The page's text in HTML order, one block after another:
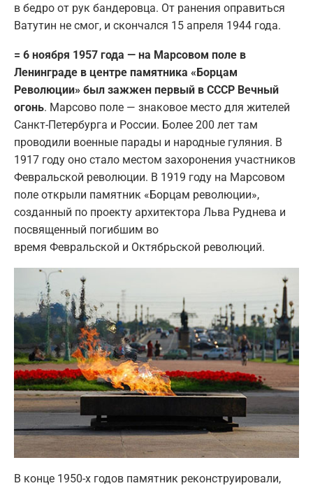
в бедро от рук бандеровца. От ранения оправиться
Ватутин не смог, и скончался 15 апреля 1944 года.
= 6 ноября 1957 года — на Марсовом поле в
Ленинграде в центре памятника «Борцам
Революции» был зажжен первый в СССР Вечный
огонь. Марсово поле — знаковое место для жителей
Санкт-Петербурга и России. Более 200 лет там
проводили военные парады и народные гуляния. В
1917 году оно стало местом захоронения участников
Февральской революции. В 1919 году на Марсовом
поле открыли памятник «Борцам революции»,
созданный по проекту архитектора Льва Руднева и
посвященный погибшим во
время Февральской и Октябрьской революций.
В конце 1950-х годов памятник реконструировали,